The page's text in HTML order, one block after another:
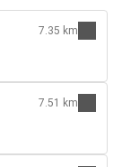
7.35 km
7.51 km